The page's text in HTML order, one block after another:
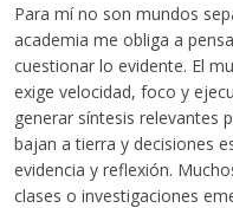
Para mí no son mundos
academia me obliga a
cuestionar lo evidente. El
exige velocidad, foco y
generar síntesis relevantes
bajan a tierra y decisiones
evidencia y reflexión.
clases o investigaciones